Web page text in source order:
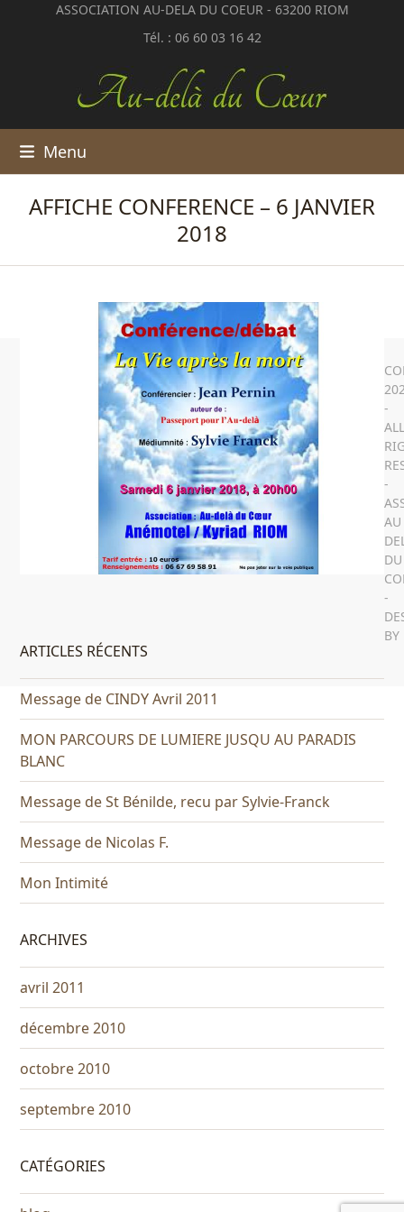
ASSOCIATION AU-DELA DU COEUR - 63200 RIOM
Tél. : 06 60 03 16 42
Menu
AFFICHE CONFERENCE – 6 JANVIER
2018
ARTICLES RÉCENTS
Message de CINDY Avril 2011
MON PARCOURS DE LUMIERE JUSQU AU PARADIS
BLANC
Message de St Bénilde, recu par Sylvie-Franck
Message de Nicolas F.
Mon Intimité
ARCHIVES
avril 2011
décembre 2010
octobre 2010
septembre 2010
CATÉGORIES
-
ALL
-
AU
DU
-
BY